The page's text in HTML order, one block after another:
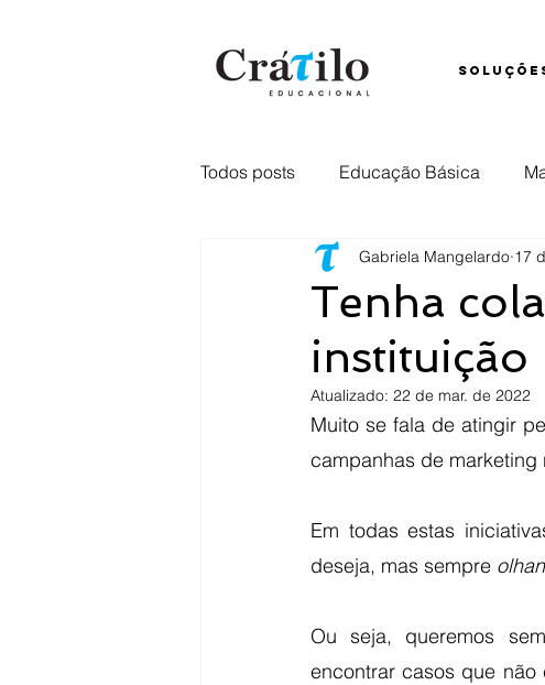
Todos posts Educação Básica
Ensino Híbrido Comunicação
Captação retenção Ensino
Tenha
instituição
Gabriela Mangelardo 17
Atualizado: 22 de mar. de 2022
Muito se fala de atingir
campanhas de
Em todas estas
deseja, mas sempre
Ou seja, queremos
encontrar casos que